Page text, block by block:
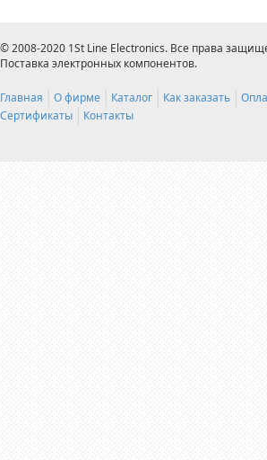
© 2008-2020 1St Line Electronics. Все права
Поставка электронных компонентов.
Главная О фирме Каталог Как заказать
Сертификаты
Контакты